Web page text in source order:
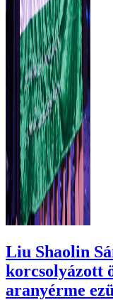
Liu Shaolin
korcsolyázott
aranyérme